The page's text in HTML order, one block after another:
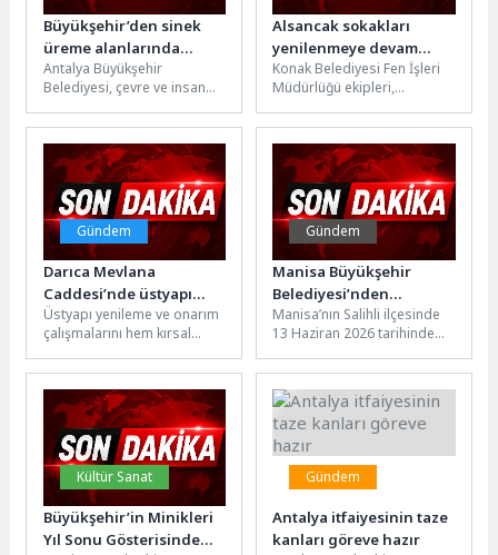
Büyükşehir’den sinek
üreme alanlarında
yoğun çalışma
Antalya Büyükşehir
Belediyesi, çevre ve insan
sivrisinek, karasinek,
hamamböceği, pire ve
kemirgenlere...
Alsancak sokakları
yenilenmeye devam
ediyor
Konak Belediyesi Fen İşleri
Müdürlüğü ekipleri,
faaliyetleri nedeniyle zarar
gören sokakları yenileyerek
daha...
Gündem
Darıca Mevlana
Caddesi’nde üstyapı
tamam
Üstyapı yenileme ve onarım
çalışmalarını hem kırsal
merkezlerinde yoğun
tempoda sürdüren...
Gündem
Manisa Büyükşehir
Belediyesi’nden
Salihli’deki Sel
Mağdurlarına Destek
Manisa’nın Salihli ilçesinde
13 Haziran 2026 tarihinde
su baskınları, çok...
Kültür Sanat
Büyükşehir’in Minikleri
Yıl Sonu Gösterisinde
Gündem
Antalya itfaiyesinin taze
kanları göreve hazır